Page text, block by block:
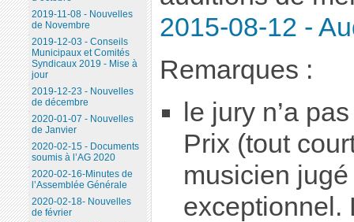
2015-08-12 -
Remarques :
le jury n’a
Prix (tout
musicien
exceptionnel.
2019-11-08 - Nouvelles
de Novembre
2019-12-03 - Conseils
Municipaux et Comités
Syndicaux 2019 - Mise à
jour
2019-12-23 - Nouvelles
de décembre
2020-01-07 - Nouvelles
de Janvier
2020-02-15 - Documents
soumis à l’AG 2020
2020-02-16-Minutes de
l’Assemblée Générale
2020-02-18- Nouvelles
de février